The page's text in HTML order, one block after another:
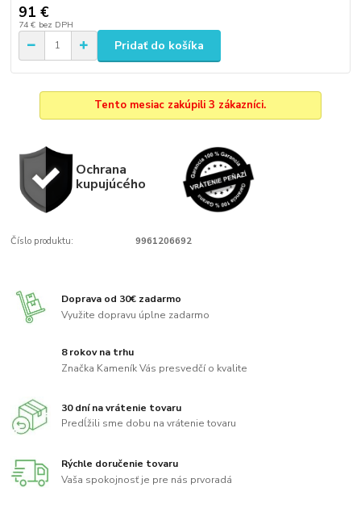
91 €
74 € bez DPH
Pridať do košíka
Tento mesiac zakúpili 3 zákazníci.
Ochrana
kupujúcého
Číslo produktu: 9961206692
Doprava od 30€ zadarmo
Využite dopravu úplne zadarmo
8 rokov na trhu
Značka Kameník Vás presvedčí o kvalite
30 dní na vrátenie tovaru
Predĺžili sme dobu na vrátenie tovaru
Rýchle doručenie tovaru
Vaša spokojnosť je pre nás prvoradá